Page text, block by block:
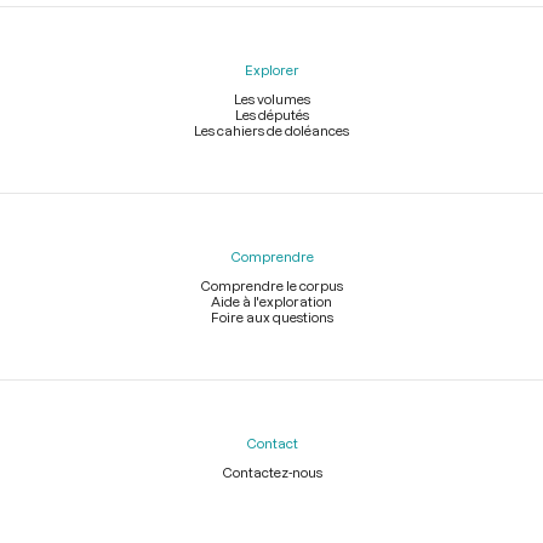
Explorer
Les volumes
Les députés
Les cahiers de doléances
Comprendre
Comprendre le corpus
Aide à l'exploration
Foire aux questions
Contact
Contactez-nous